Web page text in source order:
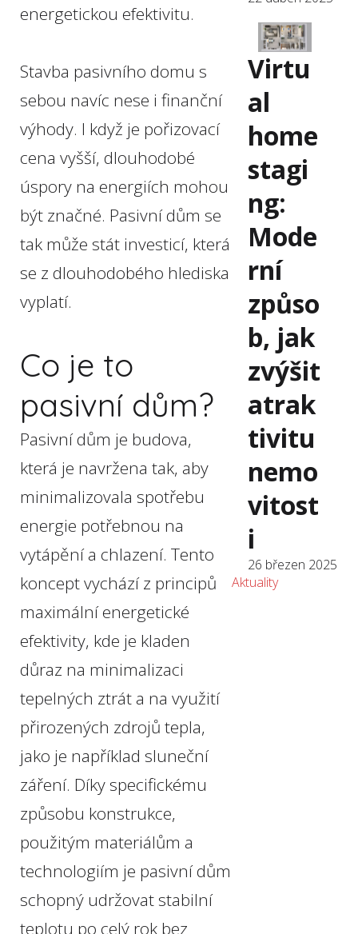
energetickou efektivitu.
Stavba pasivního domu s
sebou navíc nese i finanční
výhody. I když je pořizovací
cena vyšší, dlouhodobé
úspory na energiích mohou
být značné. Pasivní dům se
tak může stát investicí, která
se z dlouhodobého hlediska
vyplatí.
Co je to
pasivní dům?
Pasivní dům je budova,
která je navržena tak, aby
minimalizovala spotřebu
energie potřebnou na
vytápění a chlazení. Tento
koncept vychází z principů
maximální energetické
efektivity, kde je kladen
důraz na minimalizaci
tepelných ztrát a na využití
přirozených zdrojů tepla,
jako je například sluneční
záření. Díky specifickému
způsobu konstrukce,
použitým materiálům a
technologiím je pasivní dům
schopný udržovat stabilní
teplotu po celý rok bez
Virtu
al
home
stagi
ng:
Mode
rní
způso
b, jak
zvýšit
atrak
tivitu
nemo
vitost
i
26 březen 2025
Aktuality